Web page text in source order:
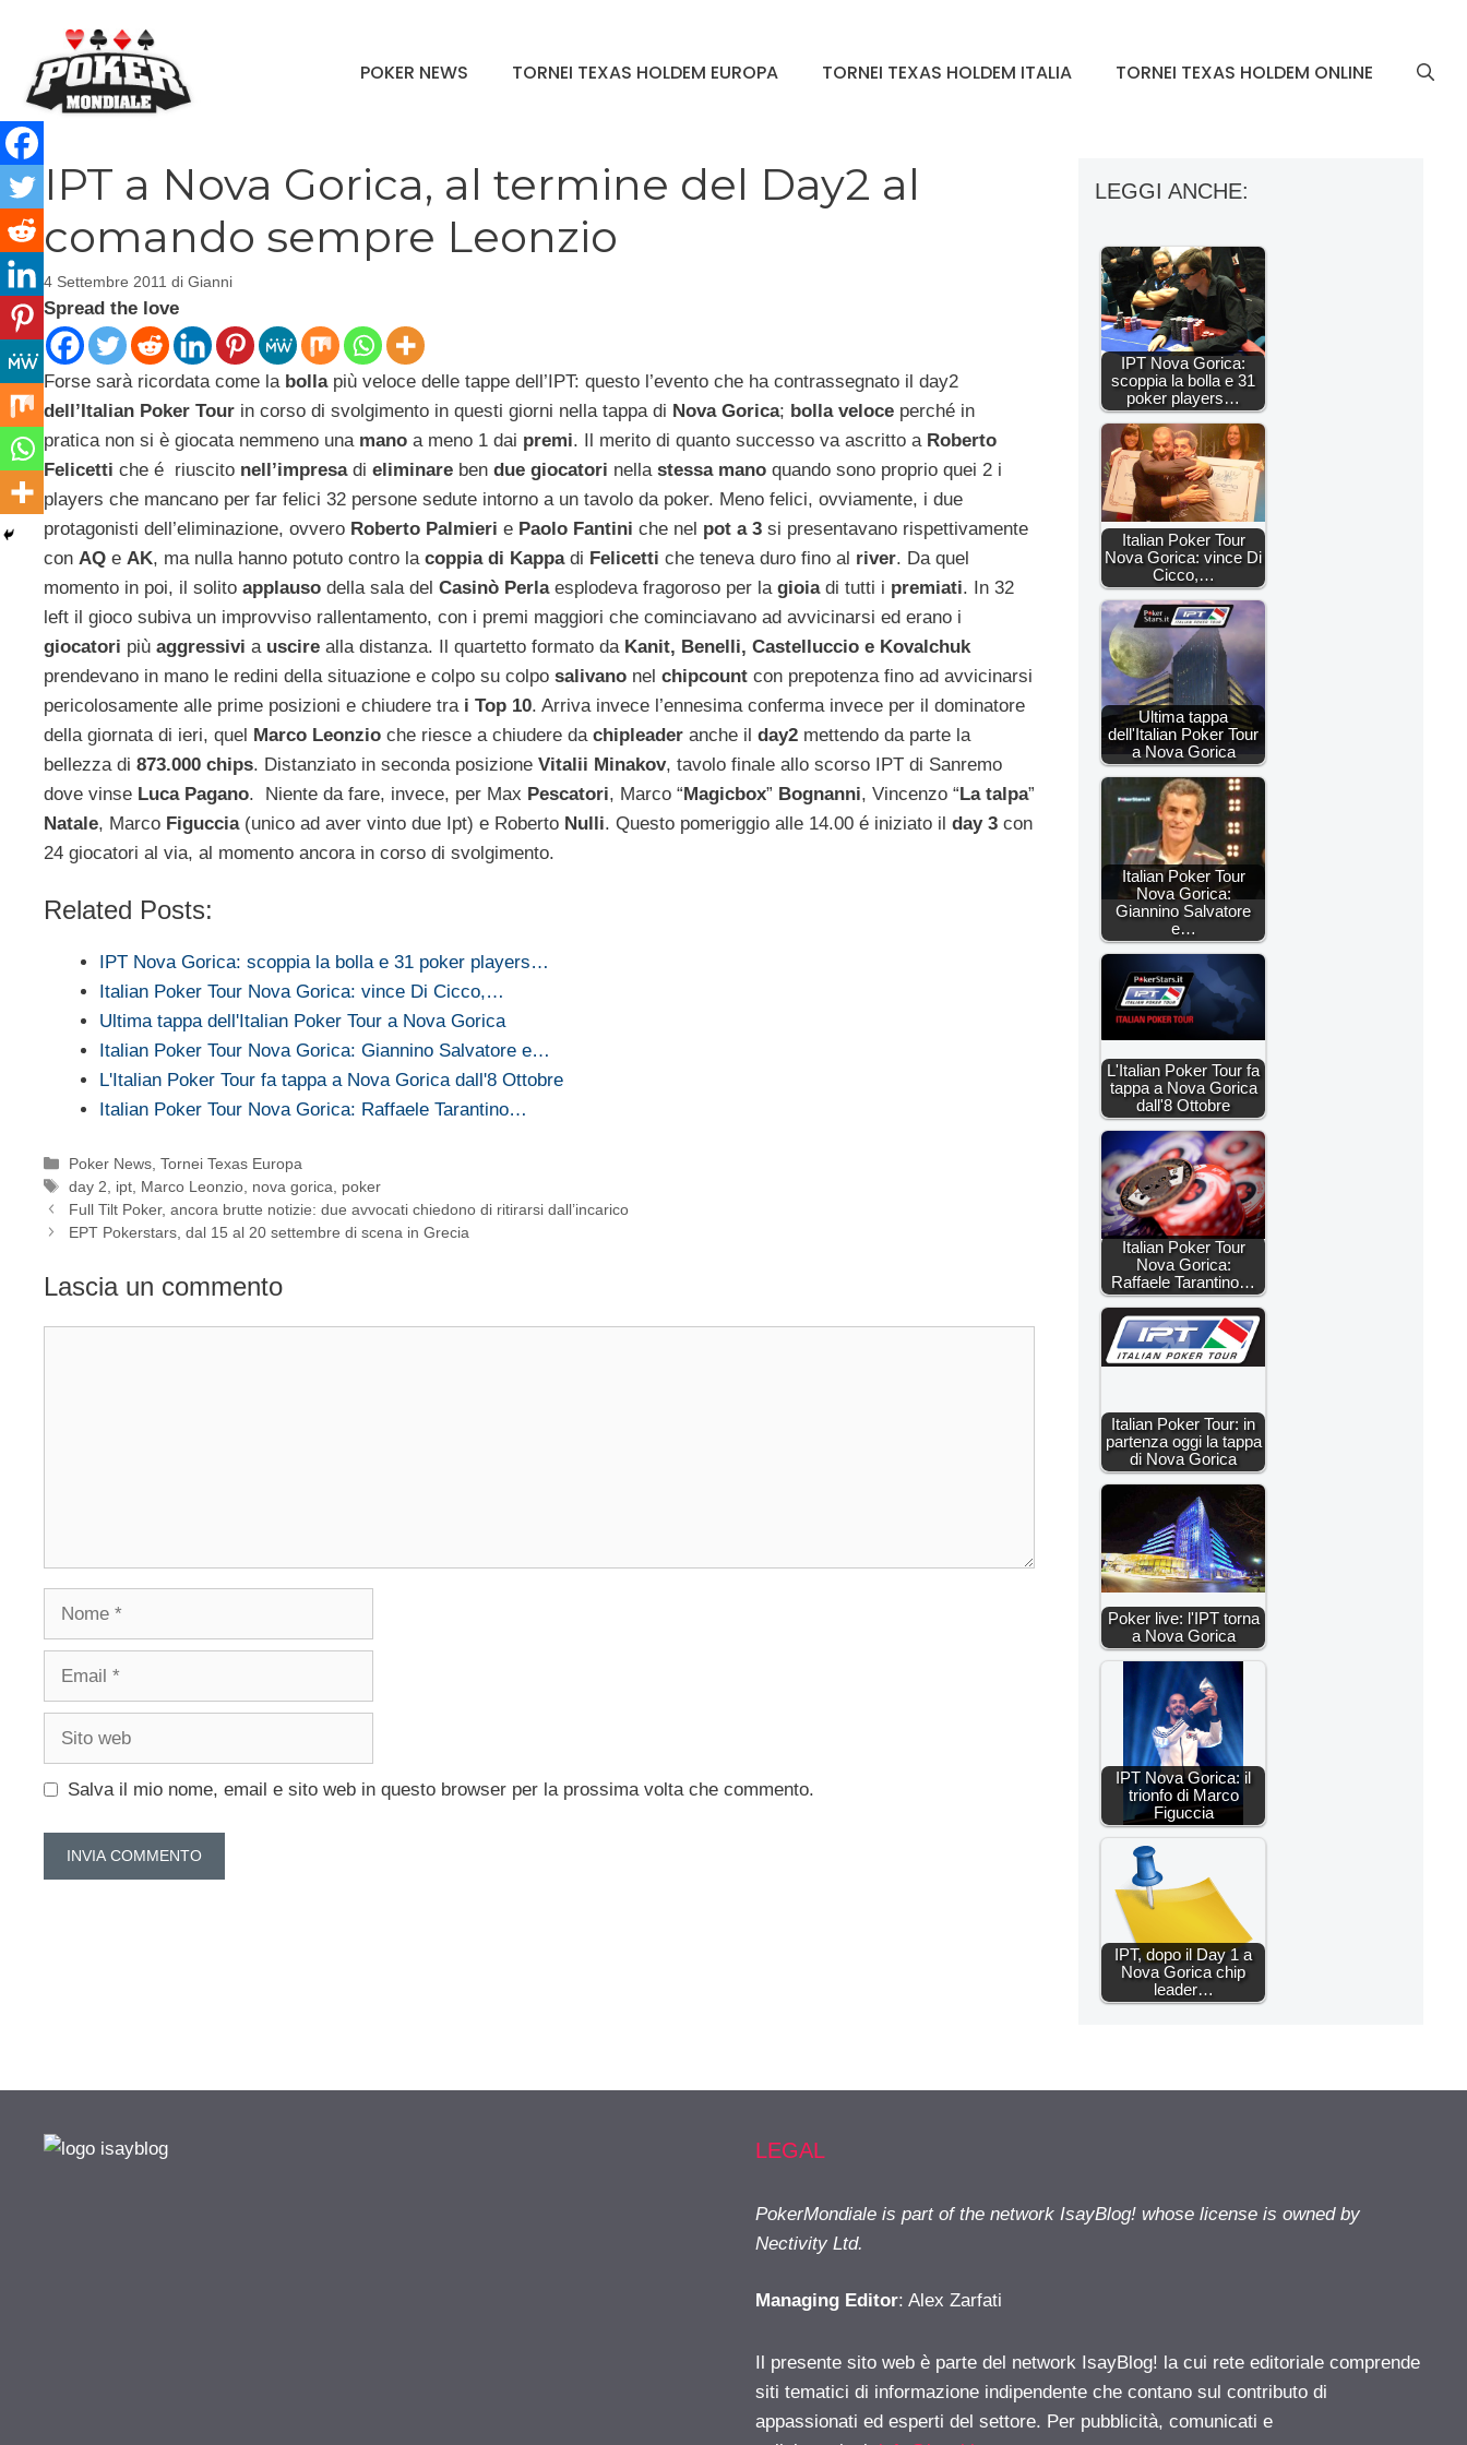
contenuto
POKER NEWS TORNEI TEXAS HOLDEM EUROPA TORNEI TEXAS HOLDEM ITALIA TORNEI TEXAS HOLDEM ONLINE
IPT a Nova Gorica, al termine del Day2 al
comando sempre Leonzio
4 Settembre 2011 di Gianni
Spread the love
Forse sarà ricordata come la bollapiù veloce delle tappe dell’IPT: questo l’evento che ha contrassegnato il day2
dell’Italian Poker Tour in corso di svolgimento in questi giorni nella tappa di Nova Gorica; bolla veloce perché in
pratica non si è giocata nemmeno una mano a meno 1 dai premi. Il merito di quanto successo va ascritto a Roberto
Felicetti che é riuscito nell’impresadi eliminare ben due giocatori nella stessa mano quando sono proprio quei 2 i
players che mancano per far felici 32 persone sedute intorno a un tavolo da poker. Meno felici, ovviamente, i due
protagonisti dell’eliminazione, ovvero Roberto Palmieri e Paolo Fantini che nel pot a 3 si presentavano rispettivamente
con AQ e AK, ma nulla hanno potuto contro la coppia di Kappadi Felicetti che teneva duro fino al river. Da quel
momento in poi, il solito applauso della sala del Casinò Perlaesplodeva fragoroso per la gioiadi tutti i premiati. In 32
left il gioco subiva un improvviso rallentamento, con i premi maggiori che cominciavano ad avvicinarsi ed erano i
giocatori più aggressivi a uscire alla distanza. Il quartetto formato da Kanit, Benelli, Castelluccio e Kovalchuk
prendevano in mano le redini della situazione e colpo su colpo salivano nel chipcount con prepotenza fino ad avvicinarsi
pericolosamente alle prime posizioni e chiudere tra i Top 10. Arriva invece l’ennesima conferma invece per il dominatore
della giornata di ieri, quel Marco Leonzio che riesce a chiudere da chipleader anche il day2 mettendo da parte la
bellezza di 873.000 chips. Distanziato in seconda posizione Vitalii Minakov, tavolo finale allo scorso IPT di Sanremo
dove vinse Luca Pagano. Niente da fare, invece, per Max Pescatori, Marco “Magicbox” Bognanni, Vincenzo “La talpa”
Natale, Marco Figuccia(unico ad aver vinto due Ipt) e Roberto Nulli. Questo pomeriggio alle 14.00 é iniziato il day 3 con
24 giocatori al via, al momento ancora in corso di svolgimento.
Related Posts:
IPT Nova Gorica: scoppia la bolla e 31 poker players…
Italian Poker Tour Nova Gorica: vince Di Cicco,…
Ultima tappa dell'Italian Poker Tour a Nova Gorica
Italian Poker Tour Nova Gorica: Giannino Salvatore e…
L'Italian Poker Tour fa tappa a Nova Gorica dall'8 Ottobre
Italian Poker Tour Nova Gorica: Raffaele Tarantino…
Categorie
Poker News ,Tornei Texas Europa
Tag
day 2 ipt Marco Leonzio nova gorica
poker
Full Tilt Poker, ancora brutte notizie: due avvocati chiedono di ritirarsi dall’incarico
EPT Pokerstars, dal 15 al 20 settembre di scena in Grecia
Lascia un commento
Nome
Email
Sito
Salva il mio nome, email e sito web in questo browser per la prossima volta che commento.
LEGGI ANCHE:
IPT Nova Gorica:
scoppia la bolla e 31
poker players…
Italian Poker Tour
Nova Gorica: vince Di
Cicco,…
Ultima tappa
dell'Italian Poker Tour
a Nova Gorica
Italian Poker Tour
Nova Gorica:
Giannino Salvatore
e…
L'Italian Poker Tour fa
tappa a Nova Gorica
dall'8 Ottobre
Italian Poker Tour
Nova Gorica:
Raffaele Tarantino…
Italian Poker Tour: in
partenza oggi la tappa
di Nova Gorica
Poker live: l'IPT torna
a Nova Gorica
IPT Nova Gorica: il
trionfo di Marco
Figuccia
IPT, dopo il Day 1 a
Nova Gorica chip
leader…
LEGAL
PokerMondiale is part of the network IsayBlog! whose license is owned by
Nectivity Ltd.
Managing Editor: Alex Zarfati
Il presente sito web è parte del network IsayBlog! la cui rete editoriale comprende
siti tematici di informazione indipendente che contano sul contributo di
appassionati ed esperti del settore. Per pubblicità, comunicati e